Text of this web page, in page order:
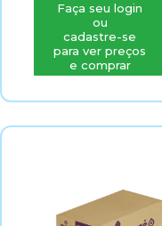
Faça seu login
ou
cadastre-se
para ver preços
e comprar